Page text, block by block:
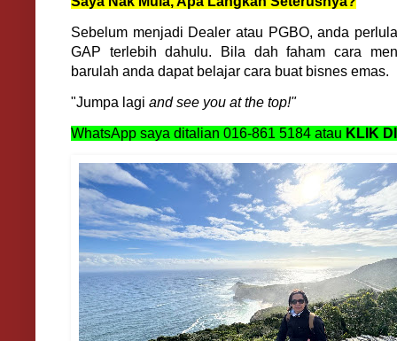
Sebelum menjadi Dealer atau PGBO, anda
GAP terlebih dahulu. Bila dah faham cara
barulah anda dapat belajar cara buat bisnes emas.
"Jumpa lagi and see you at the top!"
WhatsApp saya ditalian 016-861 5184 atau KLIK